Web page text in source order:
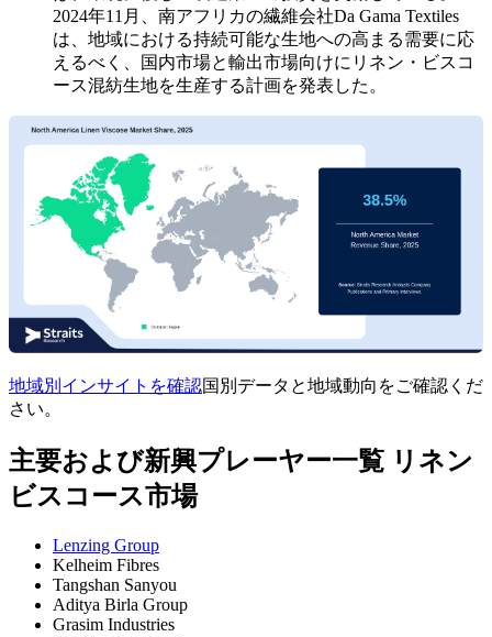
2024年11月、南アフリカの繊維会社Da Gama Textiles
は、地域における持続可能な生地への高まる需要に応
えるべく、国内市場と輸出市場向けにリネン・ビスコ
ース混紡生地を生産する計画を発表した。
地域別インサイトを確認国別データと地域動向をご確認くだ
さい。
主要および新興プレーヤー一覧 リネン
ビスコース市場
Lenzing Group
Kelheim Fibres
Tangshan Sanyou
Aditya Birla Group
Grasim Industries